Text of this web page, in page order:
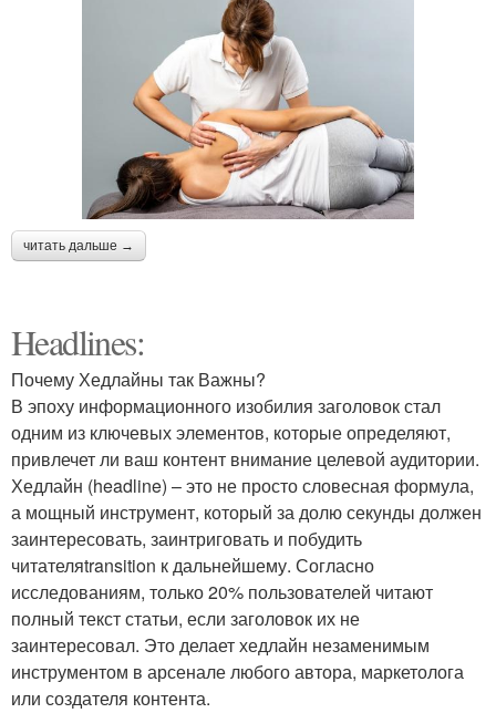
читать дальше →
Headlines:
Почему Хедлайны так Важны?
В эпоху информационного изобилия заголовок стал
одним из ключевых элементов, которые определяют,
привлечет ли ваш контент внимание целевой аудитории.
Хедлайн (headline) – это не просто словесная формула,
а мощный инструмент, который за долю секунды должен
заинтересовать, заинтриговать и побудить
читателяtransition к дальнейшему. Согласно
исследованиям, только 20% пользователей читают
полный текст статьи, если заголовок их не
заинтересовал. Это делает хедлайн незаменимым
инструментом в арсенале любого автора, маркетолога
или создателя контента.